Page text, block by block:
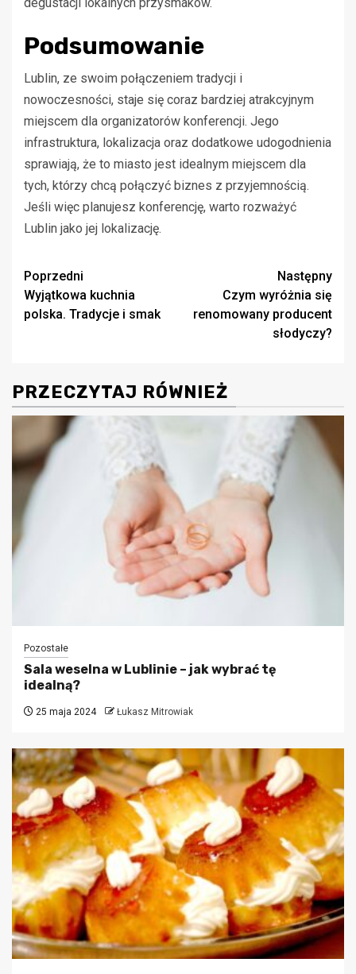
Podsumowanie
Lublin, ze swoim połączeniem tradycji i
nowoczesności, staje się coraz bardziej atrakcyjnym
miejscem dla organizatorów konferencji. Jego
infrastruktura, lokalizacja oraz dodatkowe udogodnienia
sprawiają, że to miasto jest idealnym miejscem dla
tych, którzy chcą połączyć biznes z przyjemnością.
Jeśli więc planujesz konferencję, warto rozważyć
Lublin jako jej lokalizację.
Zobacz
wpisy
Poprzedni
Wyjątkowa kuchnia
polska. Tradycje i smak
Następny
Czym wyróżnia się
renomowany producent
słodyczy?
PRZECZYTAJ RÓWNIEŻ
Pozostałe
Sala weselna w Lublinie – jak wybrać tę
idealną?
25 maja 2024 Łukasz Mitrowiak